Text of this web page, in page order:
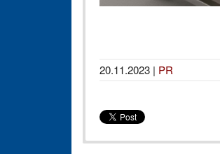
20.11.2023 | PR